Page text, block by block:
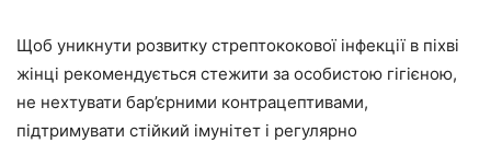
Щоб уникнути розвитку стрептококової інфекції в піхві
жінці рекомендується стежити за особистою гігієною,
не нехтувати бар’єрними контрацептивами,
підтримувати стійкий імунітет і регулярно